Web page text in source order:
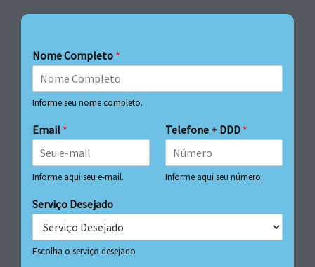
Nome Completo *
Informe seu nome completo.
Email *
Informe aqui seu e-mail.
Telefone + DDD *
Informe aqui seu número.
Serviço Desejado
Escolha o serviço desejado